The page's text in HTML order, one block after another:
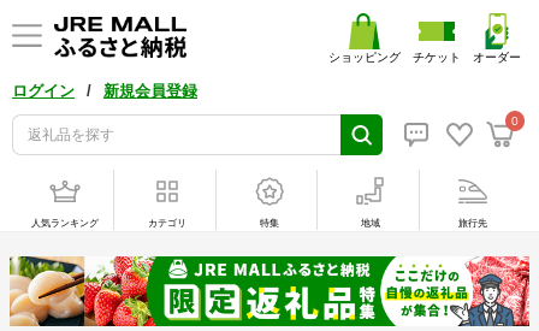
ログイン / 新規会員登録
0
ショッピング チケット オーダー
人気ランキング カテゴリ 特集 地域 旅行先